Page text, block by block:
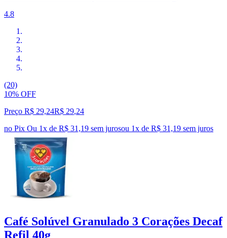
4.8
(20)
10% OFF
Preço R$ 29,24R$ 29,24
no Pix Ou 1x de R$ 31,19 sem jurosou 1x de R$ 31,19 sem juros
Café Solúvel Granulado 3 Corações Decaf
Refil 40g